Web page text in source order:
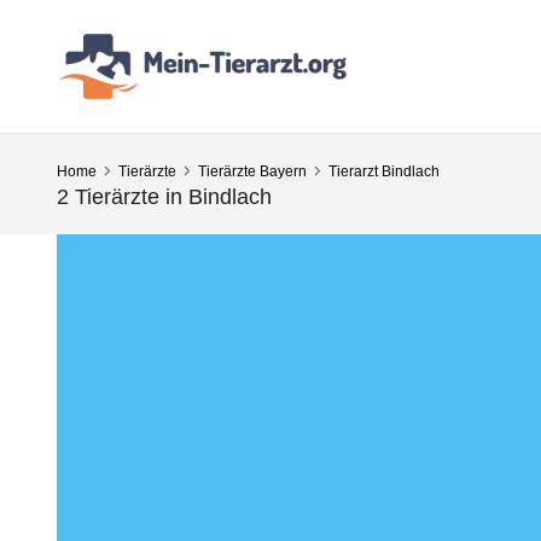
Home Tierärzte Tierärzte Bayern Tierarzt Bindlach
2 Tierärzte in Bindlach